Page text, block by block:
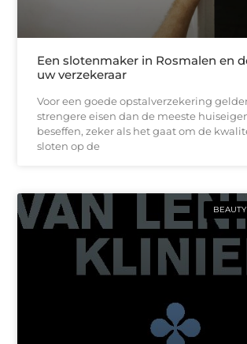
Een slotenmaker in Rosmalen en
uw verzekeraar
Voor een goede opstalverzekering
strengere eisen dan de meeste
beseffen, zeker als het gaat om de
sloten op de